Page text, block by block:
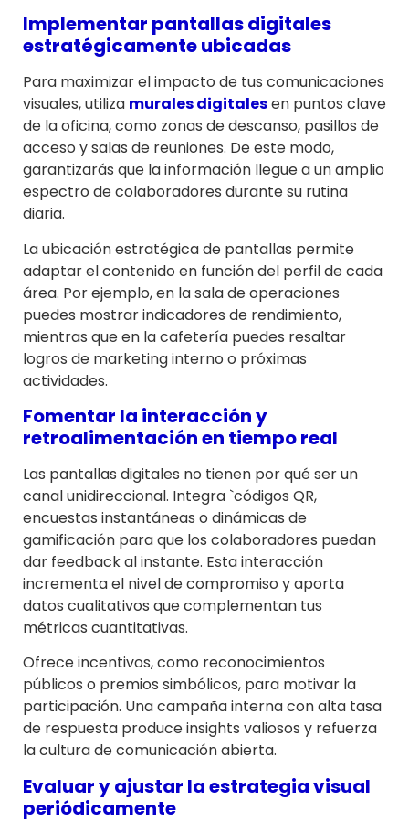
Implementar pantallas digitales
estratégicamente ubicadas
Para maximizar el impacto de tus comunicaciones
visuales, utiliza murales digitalesen puntos clave
de la oficina, como zonas de descanso, pasillos de
acceso y salas de reuniones. De este modo,
garantizarás que la información llegue a un amplio
espectro de colaboradores durante su rutina
diaria.
La ubicación estratégica de pantallas permite
adaptar el contenido en función del perfil de cada
área. Por ejemplo, en la sala de operaciones
puedes mostrar indicadores de rendimiento,
mientras que en la cafetería puedes resaltar
logros de marketing interno o próximas
actividades.
Fomentar la interacción y
retroalimentación en tiempo real
Las pantallas digitales no tienen por qué ser un
canal unidireccional. Integra `códigos QR,
encuestas instantáneas o dinámicas de
gamificación para que los colaboradores puedan
dar feedback al instante. Esta interacción
incrementa el nivel de compromiso y aporta
datos cualitativos que complementan tus
métricas cuantitativas.
Ofrece incentivos, como reconocimientos
públicos o premios simbólicos, para motivar la
participación. Una campaña interna con alta tasa
de respuesta produce insights valiosos y refuerza
la cultura de comunicación abierta.
Evaluar y ajustar la estrategia visual
periódicamente